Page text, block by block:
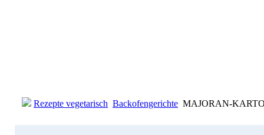
Rezepte vegetarisch Backofengerichte MAJORAN-